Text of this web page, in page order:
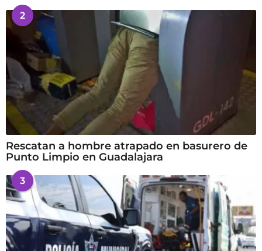
2
Rescatan a hombre atrapado en basurero de
Punto Limpio en Guadalajara
3